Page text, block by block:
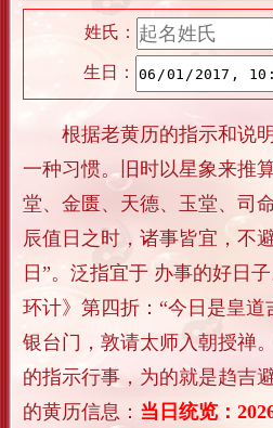
姓氏：
生日：
根据老黄历的指示和说明
一种习惯。旧时以星象来推
堂、金匮、天德、玉堂、司
辰值日之时，诸事皆宜，不
日”。泛指宜于 办事的好日
环计》第四折：“今日是皇
银台门，敦请太师入朝授禅
的指示行事，为的就是趋吉
的黄历信息： 当日统览：